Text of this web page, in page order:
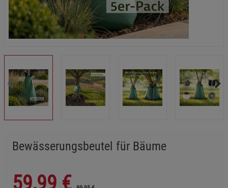
Bewässerungsbeutel für Bäume
59,99 €